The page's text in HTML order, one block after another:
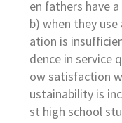
en fathers have
b) when they use
ation is
dence in service
ow satisfaction
ustainability is
st high school